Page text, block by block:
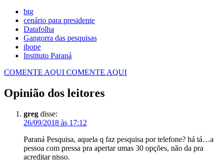
btg
cenário para presidente
Datafolha
Gangorra das pesquisas
ibope
Instituto Paraná
COMENTE AQUI COMENTE AQUI
Opinião dos leitores
greg disse:
26/09/2018 às 17:12
Paraná Pesquisa, aquela q faz pesquisa por telefone? há tá…a
pessoa com pressa pra apertar umas 30 opções, não da pra
acreditar nisso.